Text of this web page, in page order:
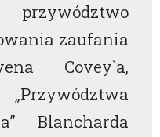
zaufania
Covey`a,
Blancharda